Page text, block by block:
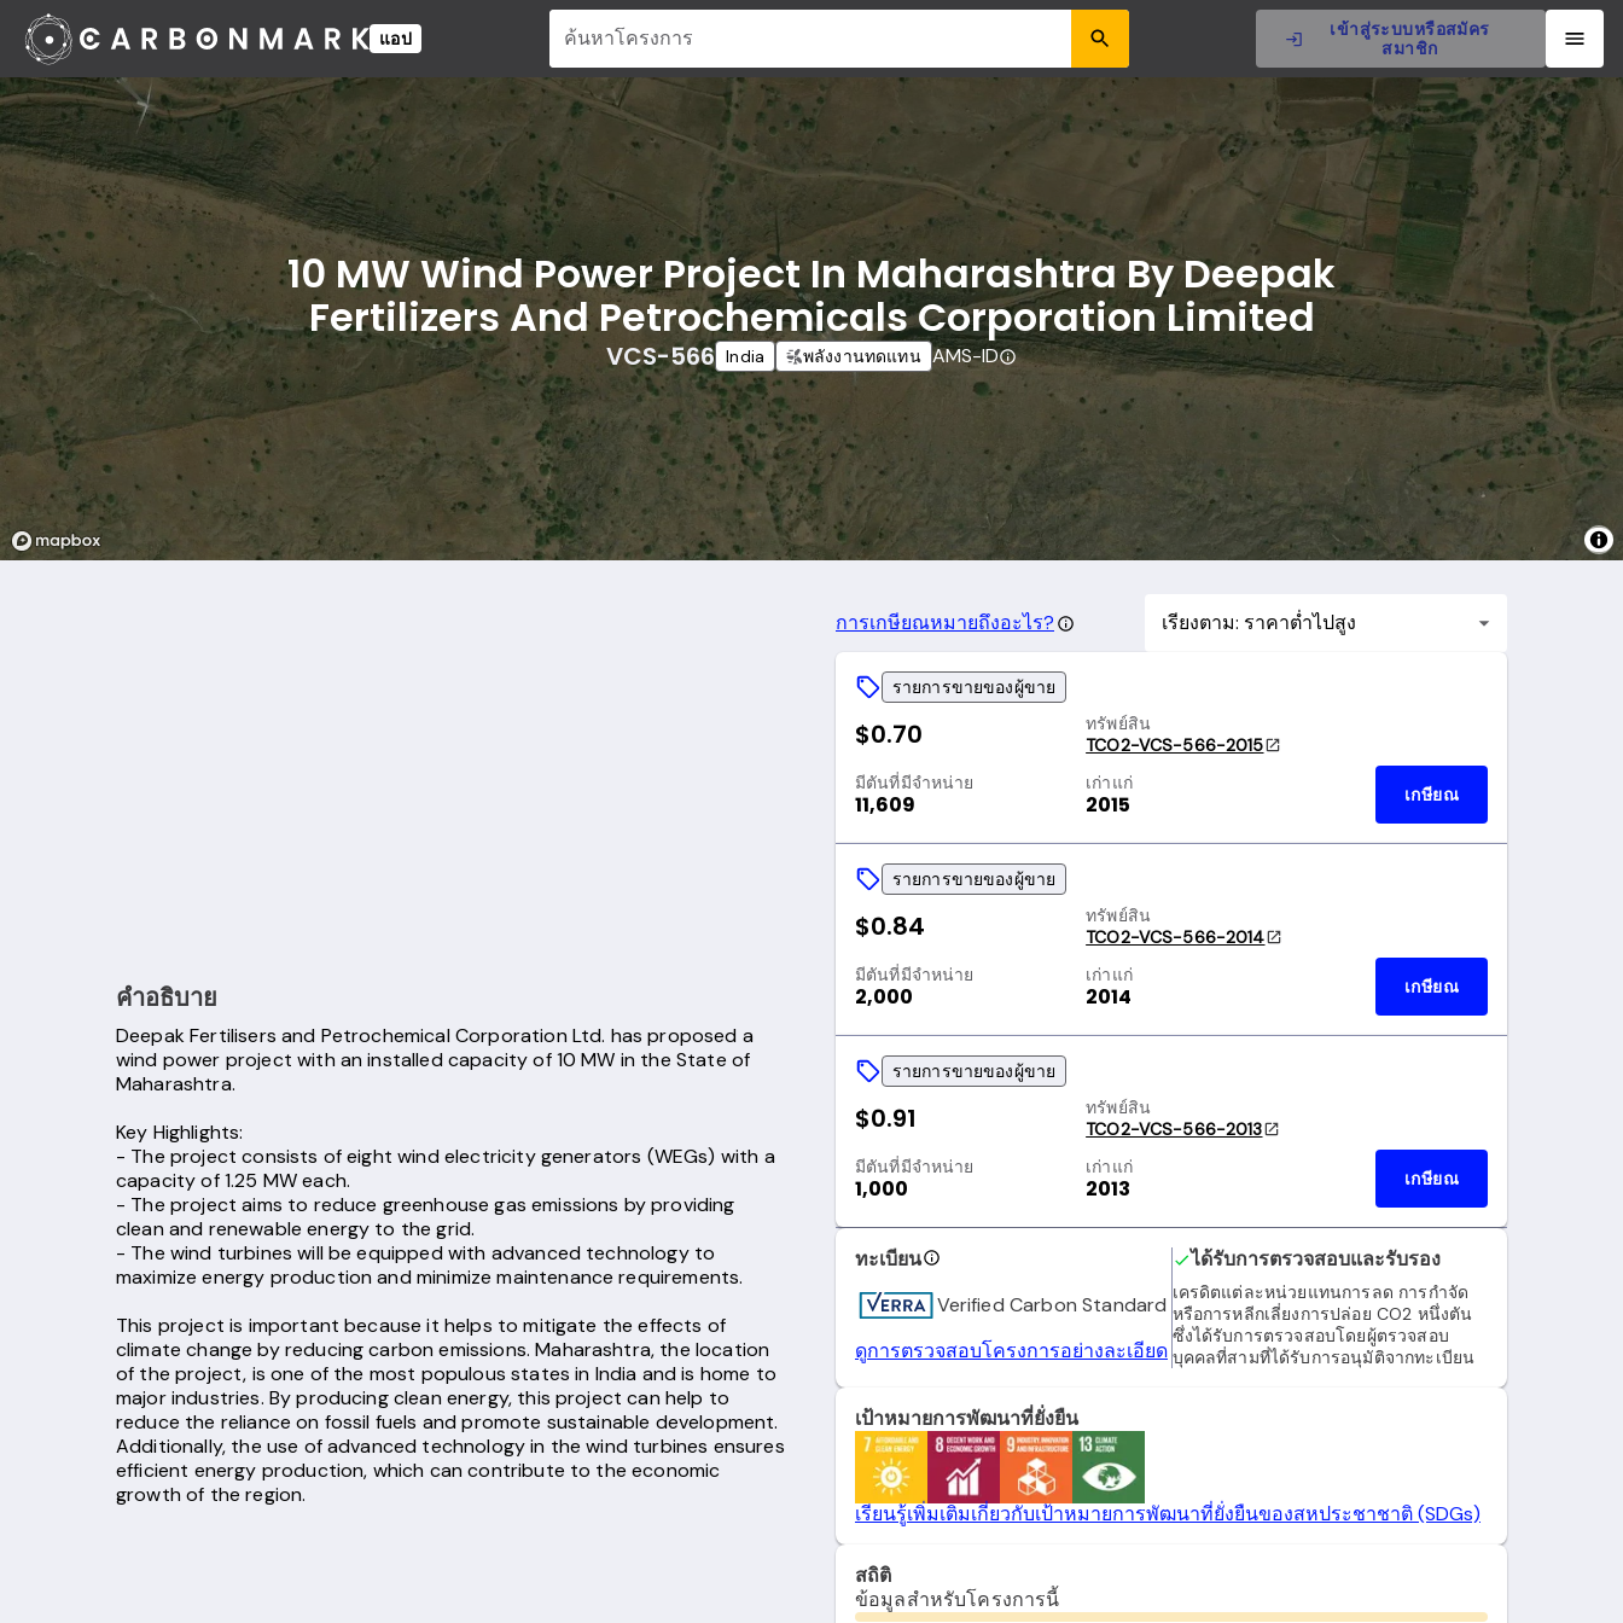
แอป
ค้นหาโครงการ
เข้าสู่ระบบหรือสมัคร
สมาชิก
10 MW Wind Power Project In Maharashtra By Deepak
Fertilizers And Petrochemicals Corporation Limited
VCS-566 India พลังงานทดแทน AMS-ID
คำอธิบาย
Deepak Fertilisers and Petrochemical Corporation Ltd. has proposed a
wind power project with an installed capacity of 10 MW in the State of
Maharashtra.
Key Highlights:
- The project consists of eight wind electricity generators (WEGs) with a
capacity of 1.25 MW each.
- The project aims to reduce greenhouse gas emissions by providing
clean and renewable energy to the grid.
- The wind turbines will be equipped with advanced technology to
maximize energy production and minimize maintenance requirements.
This project is important because it helps to mitigate the effects of
climate change by reducing carbon emissions. Maharashtra, the location
of the project, is one of the most populous states in India and is home to
major industries. By producing clean energy, this project can help to
reduce the reliance on fossil fuels and promote sustainable development.
Additionally, the use of advanced technology in the wind turbines ensures
efficient energy production, which can contribute to the economic
growth of the region.
การเกษียณหมายถึงอะไร? เรียงตาม: ราคาต่ำไปสูง
รายการขายของผู้ขาย
$0.70
ทรัพย์สิน
TCO2-VCS-566-2015
มีตันที่มีจำหน่าย
11,609
เก่าแก่
2015 เกษียณ
รายการขายของผู้ขาย
$0.84
ทรัพย์สิน
TCO2-VCS-566-2014
มีตันที่มีจำหน่าย
2,000
เก่าแก่
2014 เกษียณ
รายการขายของผู้ขาย
$0.91
ทรัพย์สิน
TCO2-VCS-566-2013
มีตันที่มีจำหน่าย
1,000
เก่าแก่
2013 เกษียณ
ทะเบียน
Verified Carbon Standard
ดูการตรวจสอบโครงการอย่างละเอียด
ได้รับการตรวจสอบและรับรอง
เครดิตแต่ละหน่วยแทนการลด การกำจัด
หรือการหลีกเลี่ยงการปล่อย CO2 หนึ่งตัน
ซึ่งได้รับการตรวจสอบโดยผู้ตรวจสอบ
บุคคลที่สามที่ได้รับการอนุมัติจากทะเบียน
เป้าหมายการพัฒนาที่ยั่งยืน
เรียนรู้เพิ่มเติมเกี่ยวกับเป้าหมายการพัฒนาที่ยั่งยืนของสหประชาชาติ (SDGs)
สถิติ
ข้อมูลสำหรับโครงการนี้